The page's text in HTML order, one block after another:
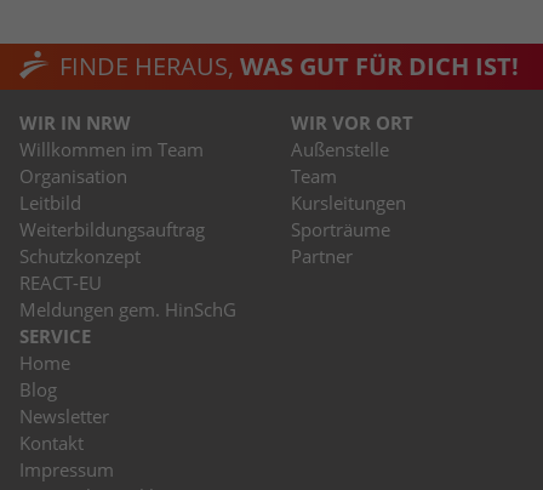
FINDE HERAUS, WAS GUT FÜR DICH IST!
WIR IN NRW
Willkommen im Team
Organisation
Leitbild
Weiterbildungsauftrag
Schutzkonzept
REACT-EU
Meldungen gem. HinSchG
WIR VOR ORT
Außenstelle
Team
Kursleitungen
Sporträume
Partner
SERVICE
Home
Blog
Newsletter
Kontakt
Impressum